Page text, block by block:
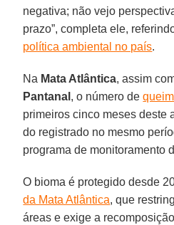
negativa; não vejo
prazo”, completa ele,
política ambiental no país.
Na Mata Atlântica, assim
Pantanal , o número de
primeiros cinco meses deste
do registrado no mesmo
programa de monitoramento
O bioma é protegido desde
da Mata Atlântica, que
áreas e exige a